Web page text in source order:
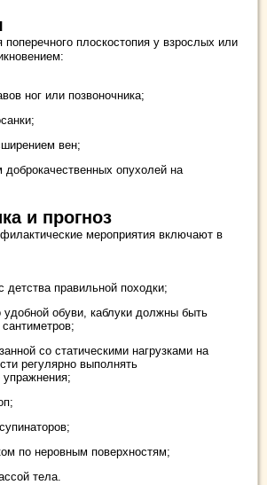
поперечного плоскостопия у взрослых или
ног или позвоночника;
вен;
опухолей на
и прогноз
мероприятия включают в
детства правильной походки;
удобной обуви, каблуки должны быть
со статическими нагрузками на
регулярно выполнять
упражнения;
по неровным поверхностям;
тела.